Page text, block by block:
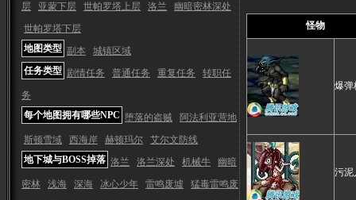
层
亚蒙下层 世帕罗塔上层 洛兰
幽暗密林深处
世帕罗塔下层
地图类型 副本
城镇区域
任务类型 剧情任务 普通任务 重复任务
转职任
务
每个地图拥有哪些NPC 堕落的盗贼
阿法利亚营地
斯顿雪域
西海岸 赫顿玛尔
艾尔文防线
地下城与BOSS掉落 洛兰 洛兰深处 机械牛
幽暗
密林
浅海 深海 冰心少年 雷鸣废墟
猛毒雷鸣废
怪物
爆弹
污泥